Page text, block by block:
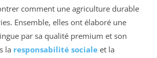
comment une agriculture durable
Ensemble, elles ont élaboré une
par sa qualité premium et son
la responsabilité sociale et la